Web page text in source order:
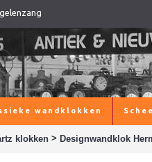
wandklokken
klokken > Designwandklok